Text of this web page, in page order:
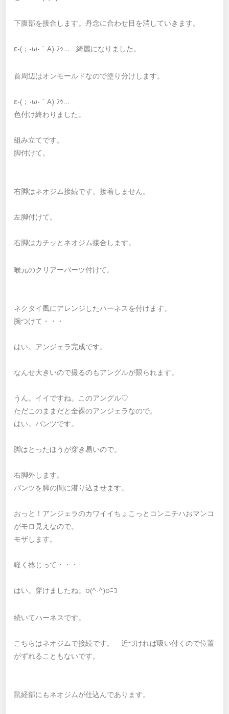
下腹部を接合します。丹念に合わせ目を消していきます。
ε-(；-ω-｀A) ﾌｩ… 綺麗になりました。
首周辺はオンモールドなので塗り分けします。
ε-(；-ω-｀A) ﾌｩ…
色付け終わりました。
組み立てです。
脚付けて。
右脚はネオジム接続です。接着しません。
左脚付けて。
右脚はカチッとネオジム接合します。
喉元のクリアーパーツ付けて。
ネクタイ風にアレンジしたハーネスを付けます。
腕つけて・・・
はい。アンジェラ完成です。
なんせ大きいので撮るのもアングルが限られます。
うん。イイですね。このアングル♡
ただこのままだと全裸のアンジェラなので。
はい。パンツです。
脚はとったほうが穿き易いので。
右脚外します。
パンツを脚の間に潜り込ませます。
おっと！アンジェラのカワイイちょこっとコンニチハおマンコ
がモロ見えなので。
モザします。
軽く捻じって・・・
はい。穿けましたね。o(^-^)oﾆｺ
続いてハーネスです。
こちらはネオジムで接続です。 近づければ吸い付くので位置
がずれることもないです。
鼠経部にもネオジムが仕込んであります。